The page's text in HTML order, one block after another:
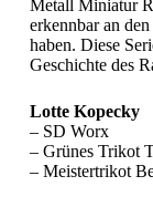
Metall Miniatur
erkennbar an
haben. Diese
Geschichte des
Lotte Kopecky
– SD Worx
– Grünes Trikot
– Meistertrikot